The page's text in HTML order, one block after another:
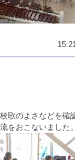
歌のよさなどを確
をおこないました。